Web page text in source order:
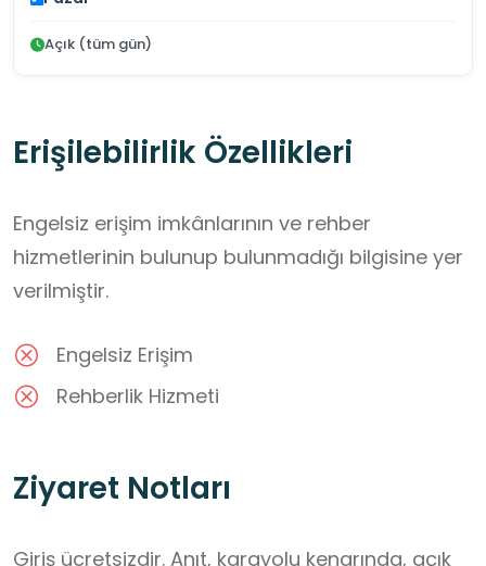
Açık (tüm gün)
Erişilebilirlik Özellikleri
Engelsiz erişim imkânlarının ve rehber
hizmetlerinin bulunup bulunmadığı bilgisine yer
verilmiştir.
Engelsiz Erişim
Rehberlik Hizmeti
Ziyaret Notları
Giriş ücretsizdir. Anıt, karayolu kenarında, açık